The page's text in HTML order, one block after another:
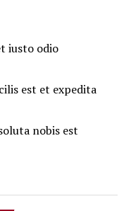
iusto odio
est et expedita
nobis est